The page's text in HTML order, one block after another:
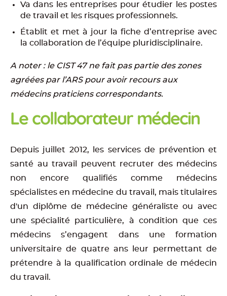
Va dans les entreprises pour étudier les postes
de travail et les risques professionnels.
Établit et met à jour la fiche d’entreprise avec
la collaboration de l’équipe pluridisciplinaire.
A noter : le CIST 47 ne fait pas partie des zones
agréées par l’ARS pour avoir recours aux
médecins praticiens correspondants.
Le collaborateur médecin
Depuis juillet 2012, les services de prévention et
santé au travail peuvent recruter des médecins
non encore qualifiés comme médecins
spécialistes en médecine du travail, mais titulaires
d'un diplôme de médecine généraliste ou avec
une spécialité particulière, à condition que ces
médecins s’engagent dans une formation
universitaire de quatre ans leur permettant de
prétendre à la qualification ordinale de médecin
du travail.